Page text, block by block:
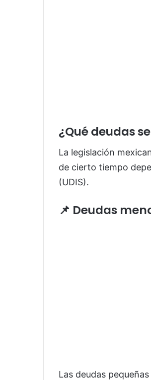
¿Qué deudas
La legislación
de cierto tiempo
(UDIS).
📌 Deudas
Las deudas